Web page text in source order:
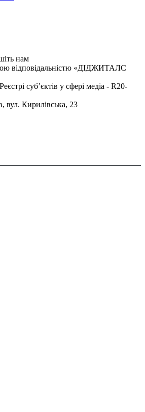
нам
відповідальністю «ДІДЖИТАЛС
суб’єктів у сфері медіа - R20-
вул. Кирилівська, 23